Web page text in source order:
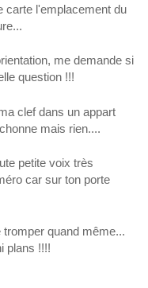
carte l'emplacement du
me demande si
question !!!
clef dans un appart
mais rien....
petite voix très
car sur ton porte
quand même...
plans !!!!